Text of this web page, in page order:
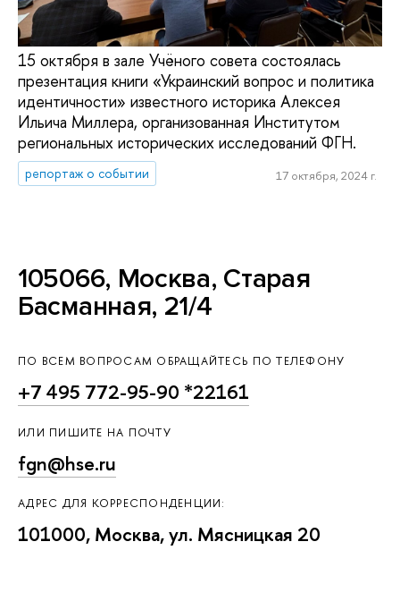
15 октября в зале Учёного совета состоялась
презентация книги «Украинский вопрос и политика
идентичности» известного историка Алексея
Ильича Миллера, организованная Институтом
региональных исторических исследований ФГН.
репортаж о событии 17 октября, 2024 г.
105066, Москва, Старая
Басманная, 21/4
ПО ВСЕМ ВОПРОСАМ ОБРАЩАЙТЕСЬ ПО ТЕЛЕФОНУ
+7 495 772-95-90 *22161
ИЛИ ПИШИТЕ НА ПОЧТУ
fgn@hse.ru
АДРЕС ДЛЯ КОРРЕСПОНДЕНЦИИ:
101000, Москва, ул. Мясницкая 20